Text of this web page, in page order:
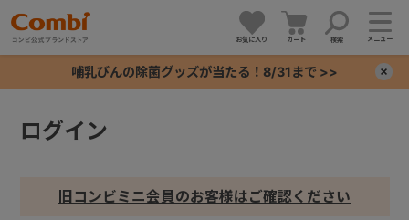
お気に入り カート 検索 メニュー
哺乳びんの除菌グッズが当たる！8/31まで >>
ログイン
旧コンビミニ会員のお客様はご確認ください